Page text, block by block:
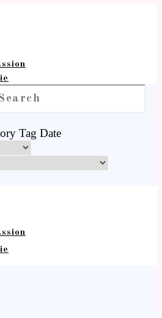
Tag Date